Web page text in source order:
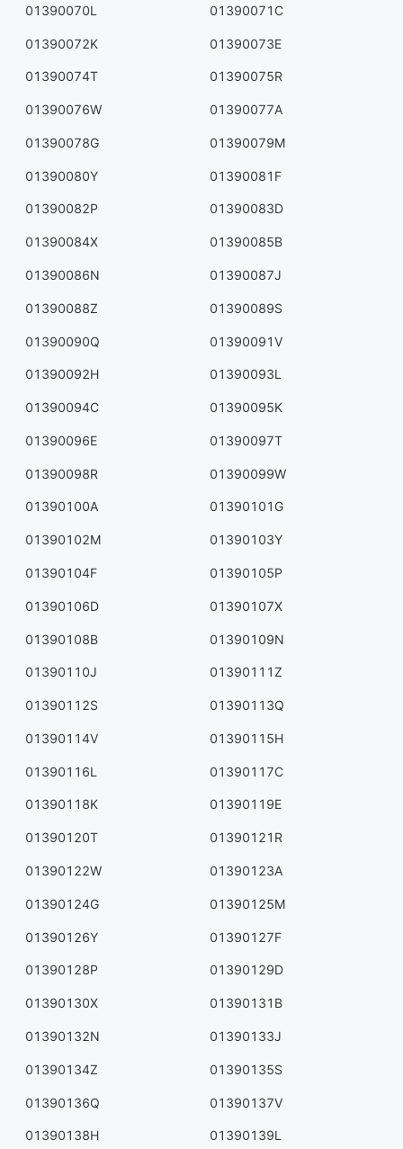
01390070L 01390071C
01390072K 01390073E
01390074T 01390075R
01390076W 01390077A
01390078G 01390079M
01390080Y 01390081F
01390082P 01390083D
01390084X 01390085B
01390086N 01390087J
01390088Z 01390089S
01390090Q 01390091V
01390092H 01390093L
01390094C 01390095K
01390096E 01390097T
01390098R 01390099W
01390100A 01390101G
01390102M 01390103Y
01390104F 01390105P
01390106D 01390107X
01390108B 01390109N
01390110J 01390111Z
01390112S 01390113Q
01390114V 01390115H
01390116L 01390117C
01390118K 01390119E
01390120T 01390121R
01390122W 01390123A
01390124G 01390125M
01390126Y 01390127F
01390128P 01390129D
01390130X 01390131B
01390132N 01390133J
01390134Z 01390135S
01390136Q 01390137V
01390138H 01390139L